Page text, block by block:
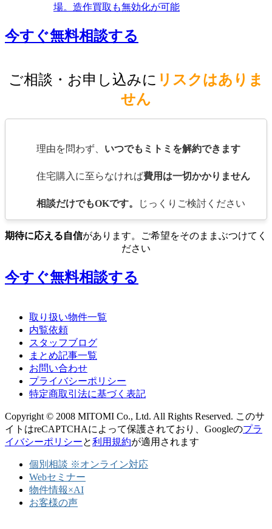
場。造作買取も無効化が可能
今すぐ無料相談する
ご相談・お申し込みに リスクはありま
せん
理由を問わず、 いつでもミトミを解約できます
住宅購入に至らなければ費用は一切かかりません
相談だけでもOKです。 じっくりご検討ください
期待に応える自信があります。ご希望をそのままぶつけてく
ださい
今すぐ無料相談する
取り扱い物件一覧
内覧依頼
スタッフブログ
まとめ記事一覧
お問い合わせ
プライバシーポリシー
特定商取引法に基づく表記
Copyright © 2008 MITOMI Co., Ltd. All Rights Reserved. このサ
イトはreCAPTCHAによって保護されており、Googleのプラ
イバシーポリシーと利用規約が適用されます
個別相談 ※オンライン対応
Webセミナー
物件情報×AI
お客様の声